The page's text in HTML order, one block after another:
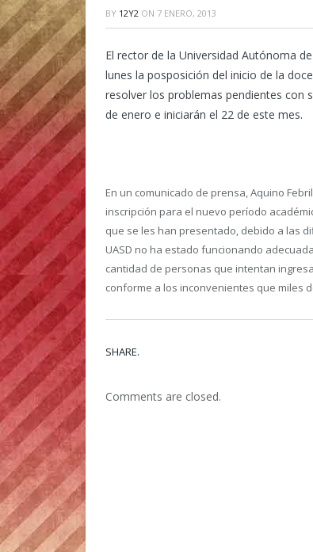
BY 12Y2 ON 7 ENERO, 2013
El rector de la Universidad Autónoma
lunes la posposición del inicio de la
resolver los problemas pendientes con
de enero e iniciarán el 22 de este mes.
En un comunicado de prensa, Aquino
inscripción para el nuevo período
que se les han presentado, debido a las
UASD no ha estado funcionando
cantidad de personas que intentan
conforme a los inconvenientes que miles
SHARE.
Comments are closed.